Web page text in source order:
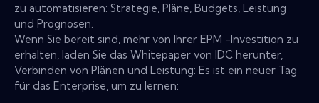
zu automatisieren: Strategie, Pläne, Budgets, Leistung
und Prognosen.
Wenn Sie bereit sind, mehr von Ihrer EPM -Investition zu
erhalten, laden Sie das Whitepaper von IDC herunter,
Verbinden von Plänen und Leistung: Es ist ein neuer Tag
für das Enterprise, um zu lernen: